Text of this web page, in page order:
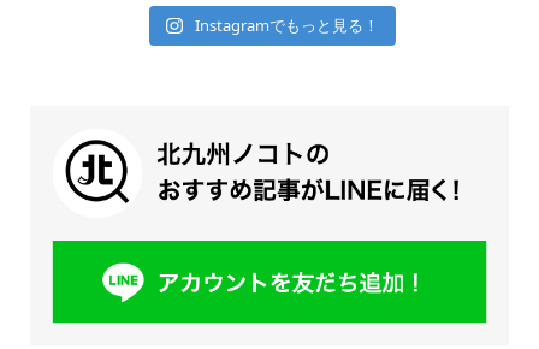
Instagramでもっと見る！